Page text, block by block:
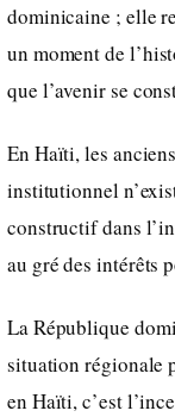
dominicaine ; elle
un moment de
que l’avenir se
En Haïti, les
institutionnel
constructif dans
au gré des intérêts
La République
situation régionale
en Haïti, c’est